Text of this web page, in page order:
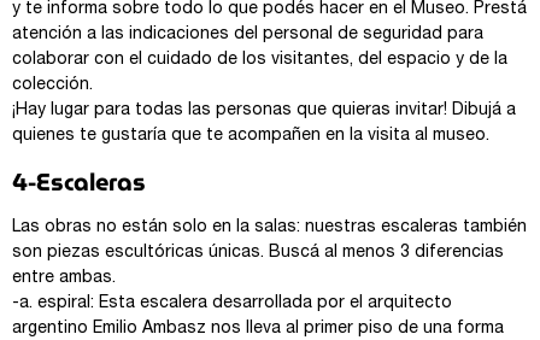
y te informa sobre todo lo que podés hacer en el Museo. Prestá
atención a las indicaciones del personal de seguridad para
colaborar con el cuidado de los visitantes, del espacio y de la
colección.
¡Hay lugar para todas las personas que quieras invitar! Dibujá a
quienes te gustaría que te acompañen en la visita al museo.
4-Escaleras
Las obras no están solo en la salas: nuestras escaleras también
son piezas escultóricas únicas. Buscá al menos 3 diferencias
entre ambas.
-a. espiral: Esta escalera desarrollada por el arquitecto
argentino Emilio Ambasz nos lleva al primer piso de una forma